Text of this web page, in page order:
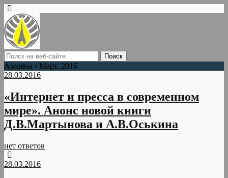
Архивы › Март, 2016
28.03.2016
«Интернет и пресса в современном
мире». Анонс новой книги
Д.В.Мартынова и А.В.Оськина
нет ответов
28.03.2016